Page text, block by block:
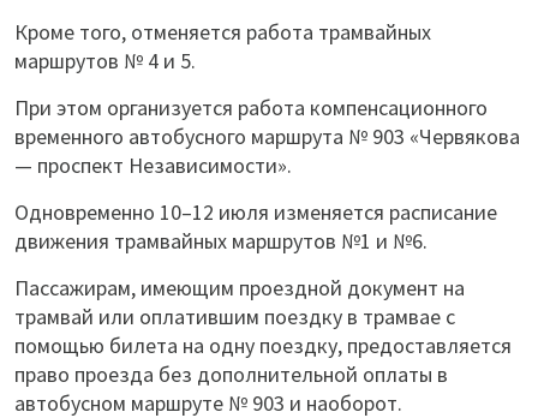
Кроме того, отменяется работа трамвайных
маршрутов № 4 и 5.
При этом организуется работа компенсационного
временного автобусного маршрута № 903 «Червякова
— проспект Независимости».
Одновременно 10–12 июля изменяется расписание
движения трамвайных маршрутов №1 и №6.
Пассажирам, имеющим проездной документ на
трамвай или оплатившим поездку в трамвае с
помощью билета на одну поездку, предоставляется
право проезда без дополнительной оплаты в
автобусном маршруте № 903 и наоборот.